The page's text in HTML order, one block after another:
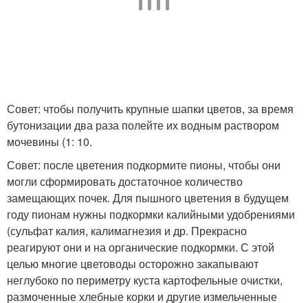
Совет: чтобы получить крупные шапки цветов, за время
бутонизации два раза полейте их водным раствором
мочевины (1: 10.
Совет: после цветения подкормите пионы, чтобы они
могли сформировать достаточное количество
замещающих почек. Для пышного цветения в будущем
году пионам нужны подкормки калийными удобрениями
(сульфат калия, калимагнезия и др. Прекрасно
реагируют они и на органические подкормки. С этой
целью многие цветоводы осторожно закапывают
неглубоко по периметру куста картофельные очистки,
размоченные хлебные корки и другие измельченные